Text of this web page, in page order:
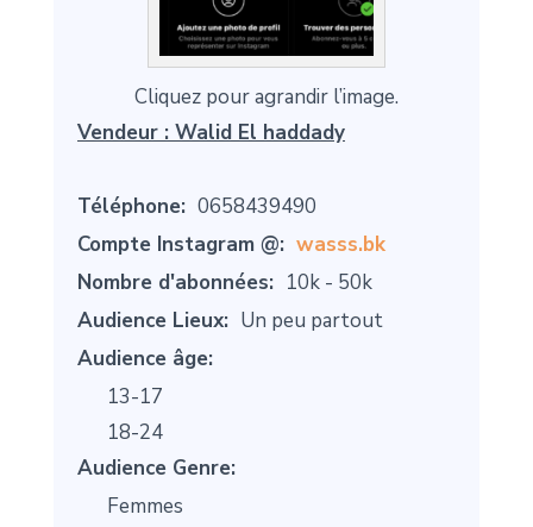
Cliquez pour agrandir l’image.
Vendeur : Walid El haddady
Téléphone: 0658439490
Compte Instagram @: wasss.bk
Nombre d'abonnées: 10k - 50k
Audience Lieux: Un peu partout
Audience âge:
13-17
18-24
Audience Genre:
Femmes